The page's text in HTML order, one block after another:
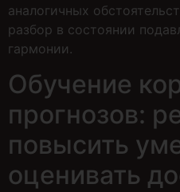
аналогичных
разбор в состоянии
гармонии.
Обучение
прогнозов:
повысить
оценивать